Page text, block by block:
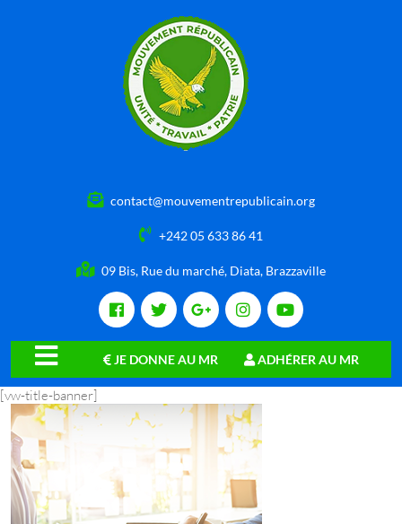
contact@mouvementrepublicain.org
+242 05 633 86 41
09 Bis, Rue du marché, Diata, Brazzaville
close
menu
JE DONNE AU MR ADHÉRER AU MR
[vw-title-banner]